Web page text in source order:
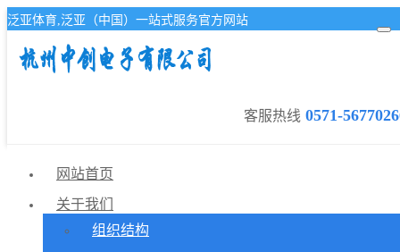
泛亚体育,泛亚（中国）一站式服务官方网站
客服热线 0571-
网站首页
关于我们
组织结构